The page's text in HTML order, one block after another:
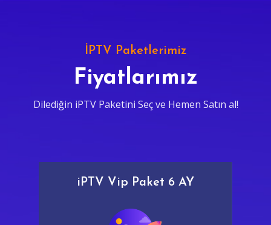
İPTV Paketlerimiz
Fiyatlarımız
Dilediğin iPTV Paketini Seç ve Hemen Satın al!
iPTV Vip Paket 6 AY